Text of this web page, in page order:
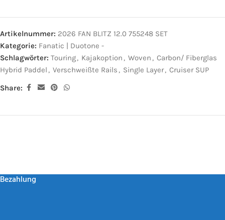
Artikelnummer: 2026 FAN BLITZ 12.0 755248 SET
Kategorie: Fanatic | Duotone -
Schlagwörter: Touring, Kajakoption , Woven , Carbon/ Fiberglas
Hybrid Paddel , Verschweißte Rails , Single Layer, Cruiser SUP
Share:
Bezahlung